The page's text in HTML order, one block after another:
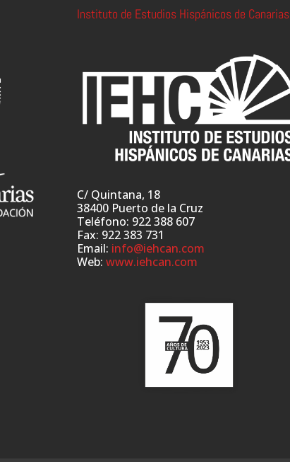
Instituto de Estudios Hispánicos de Canarias
C/ Quintana, 18
38400 Puerto de la Cruz
Teléfono: 922 388 607
Fax: 922 383 731
Email: info@iehcan.com
Web: www.iehcan.com